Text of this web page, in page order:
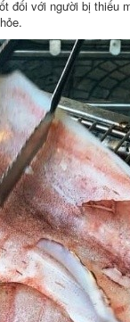
với người bị thiếu